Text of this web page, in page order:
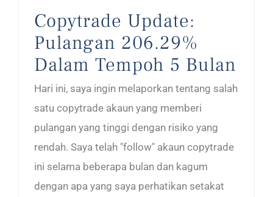
Copytrade Update:
Pulangan 206.29%
Dalam Tempoh 5 Bulan
Hari ini, saya ingin melaporkan tentang salah
satu copytrade akaun yang memberi
pulangan yang tinggi dengan risiko yang
rendah. Saya telah "follow" akaun copytrade
ini selama beberapa bulan dan kagum
dengan apa yang saya perhatikan setakat